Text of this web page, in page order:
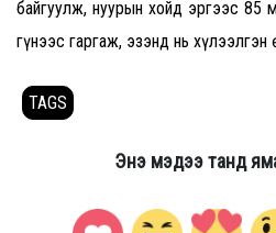
байгуулж, нуурын хойд эргээс 85
гүнээс гаргаж, эзэнд нь хүлээлгэн
TAGS
Энэ мэдээ танд